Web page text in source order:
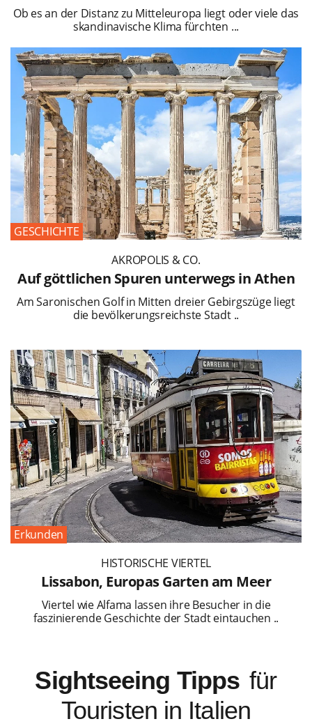
Ob es an der Distanz zu Mitteleuropa liegt oder viele das
skandinavische Klima fürchten ...
GESCHICHTE
AKROPOLIS & CO.
Auf göttlichen Spuren unterwegs in Athen
Am Saronischen Golf in Mitten dreier Gebirgszüge liegt
die bevölkerungsreichste Stadt ..
Erkunden
HISTORISCHE VIERTEL
Lissabon, Europas Garten am Meer
Viertel wie Alfama lassen ihre Besucher in die
faszinierende Geschichte der Stadt eintauchen ..
Sightseeing Tipps für
Touristen in Italien